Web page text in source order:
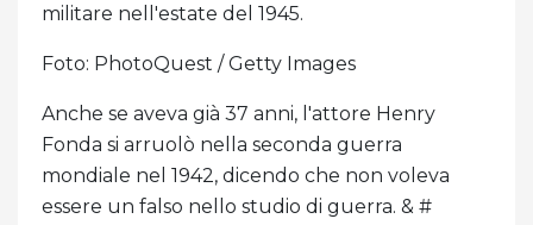
militare nell'estate del 1945.
Foto: PhotoQuest / Getty Images
Anche se aveva già 37 anni, l'attore Henry
Fonda si arruolò nella seconda guerra
mondiale nel 1942, dicendo che non voleva
essere un falso nello studio di guerra. & #